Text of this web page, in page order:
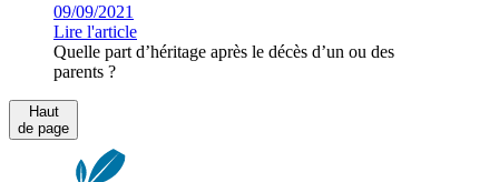
09/09/2021
Lire l'article
Quelle part d’héritage après le décès d’un ou des
parents ?
Haut
de page